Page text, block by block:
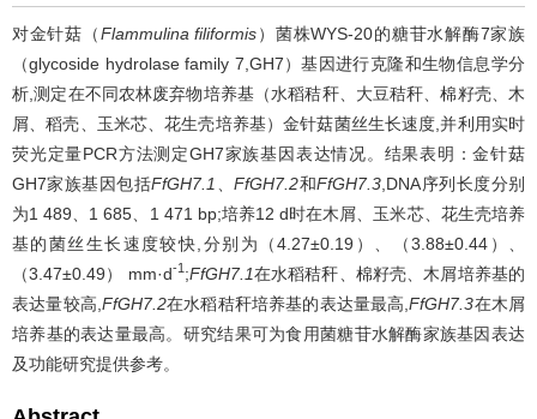
对金针菇（Flammulina filiformis）菌株WYS-20的糖苷水解酶7家族
（glycoside hydrolase family 7,GH7）基因进行克隆和生物信息学分
析,测定在不同农林废弃物培养基（水稻秸秆、大豆秸秆、棉籽壳、木
屑、稻壳、玉米芯、花生壳培养基）金针菇菌丝生长速度,并利用实时
荧光定量PCR方法测定GH7家族基因表达情况。结果表明：金针菇
GH7家族基因包括FfGH7.1 、FfGH7.2和FfGH7.3 ,DNA序列长度分别
为1 489、1 685、1 471 bp;培养12 d时在木屑、玉米芯、花生壳培养
基的菌丝生长速度较快,分别为（4.27±0.19）、（3.88±0.44）、
（3.47±0.49） mm·d-1;FfGH7.1在水稻秸秆、棉籽壳、木屑培养基的
表达量较高, FfGH7.2在水稻秸秆培养基的表达量最高,FfGH7.3在木屑
培养基的表达量最高。研究结果可为食用菌糖苷水解酶家族基因表达
及功能研究提供参考。